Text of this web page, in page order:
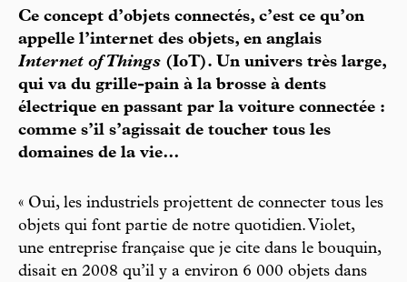
Ce concept d’objets connectés, c’est ce qu’on
appelle l’internet des objets, en anglais
Internet of Things (IoT). Un univers très large,
qui va du grille-pain à la brosse à dents
électrique en passant par la voiture connectée :
comme s’il s’agissait de toucher tous les
domaines de la vie…
« Oui, les industriels projettent de connecter tous les
objets qui font partie de notre quotidien. Violet,
une entreprise française que je cite dans le bouquin,
disait en 2008 qu’il y a environ 6 000 objets dans